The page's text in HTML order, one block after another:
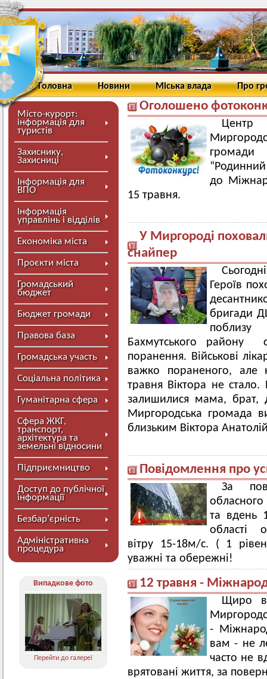
Головна Новини Міська влада Про
Місто-курорт:
інформація для
туристів
Захиснику,
Захисниці
Інформація для
ВПО
Інформація
управлінь і відділів
Економіка міста
Проєкти міста
Громадський
бюджет
Бюджет громади
Правова база
Громадська участь
Соціальна політика
Гуманітарна сфера
Сфера ЖКГ,
транспорт,
архітектура та
земельні відносини
Підприємництво
Доступ до публічної
інформації
Безбар’єрність
Адміністративна
процедура
Випадкове фото
Перейти до галереї
Оголошено
громади
до
15 травня.
У Миргороді
снайпер
Героїв
бригади
Бахмутського району
поранення. Військові
важко пораненого, але
травня Віктора не
залишилися мама, брат,
Миргородська громада
близьким Віктора
Повідомлення про
За
обласного
та вдень
області
вітру 15-18м/с. ( 1
уважні та обережні!
12 травня -
Щиро
-
вам - не
часто не
врятовані життя, за